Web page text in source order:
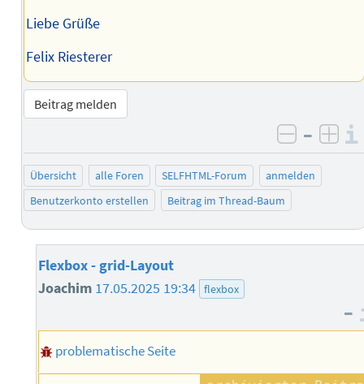
Liebe Grüße
Felix Riesterer
Beitrag melden
negativ
–
Übersicht alle Foren SELFHTML-Forum
anmelden
Benutzerkonto erstellen
Beitrag im Thread-Baum
Flexbox - grid-Layout
Joachim 17.05.2025 19:34 flexbox
–
problematische Seite